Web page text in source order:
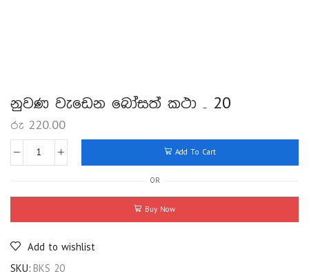
නුවණ වැඩෙන බෝසත් කථා – 20
රු 220.00
Add To Cart
OR
Buy Now
Add to wishlist
SKU: BKS 20